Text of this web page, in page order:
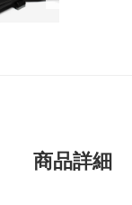
商品詳細